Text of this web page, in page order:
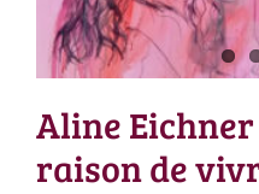
Aline
raison de